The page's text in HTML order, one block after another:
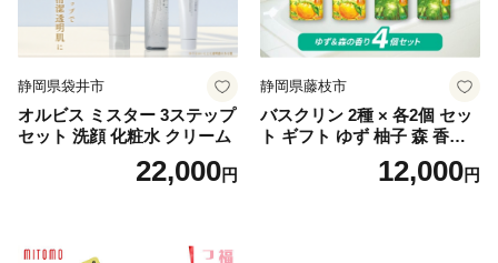
静岡県袋井市
オルビス ミスター 3ステップ
セット 洗顔 化粧水 クリーム
22,000円
静岡県藤枝市
バスクリン 2種 × 各2個 セッ
ト ギフト ゆず 柚子 森 香り
日用品 お風呂 バス用品 温活
アロマ 香り まとめ買い静岡
12,000円